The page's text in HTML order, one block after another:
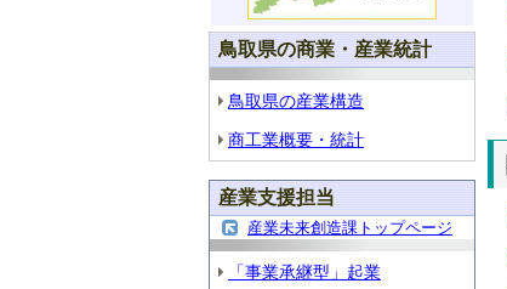
鳥取県の商業・産業統計
鳥取県の産業構造
商工業概要・統計
産業支援担当
産業未来創造課トップページ
「事業承継型」起業